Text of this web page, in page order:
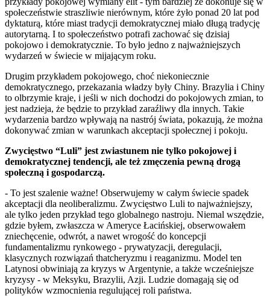
społeczeństwie straszliwie nierównym, które żyło ponad 20 lat pod
dyktaturą, które miast tradycji demokratycznej miało długą tradycję
autorytarną. I to społeczeństwo potrafi zachować się dzisiaj
pokojowo i demokratycznie. To było jedno z najważniejszych
wydarzeń w świecie w mijającym roku.
Drugim przykładem pokojowego, choć niekoniecznie
demokratycznego, przekazania władzy były Chiny. Brazylia i Chiny
to olbrzymie kraje, i jeśli w nich dochodzi do pokojowych zmian, to
jest nadzieja, że będzie to przykład zaraźliwy dla innych. Takie
wydarzenia bardzo wpływają na nastrój świata, pokazują, że można
dokonywać zmian w warunkach akceptacji społecznej i pokoju.
Zwycięstwo “Luli” jest zwiastunem nie tylko pokojowej i
demokratycznej tendencji, ale też zmęczenia pewną drogą
społeczną i gospodarczą.
- To jest szalenie ważne! Obserwujemy w całym świecie spadek
akceptacji dla neoliberalizmu. Zwycięstwo Luli to najważniejszy,
ale tylko jeden przykład tego globalnego nastroju. Niemal wszędzie,
gdzie byłem, zwłaszcza w Ameryce Łacińskiej, obserwowałem
zniechęcenie, odwrót, a nawet wrogość do koncepcji
fundamentalizmu rynkowego - prywatyzacji, deregulacji,
klasycznych rozwiązań thatcheryzmu i reaganizmu. Model ten
Latynosi obwiniają za kryzys w Argentynie, a także wcześniejsze
kryzysy - w Meksyku, Brazylii, Azji. Ludzie domagają się od
polityków wzmocnienia regulującej roli państwa.